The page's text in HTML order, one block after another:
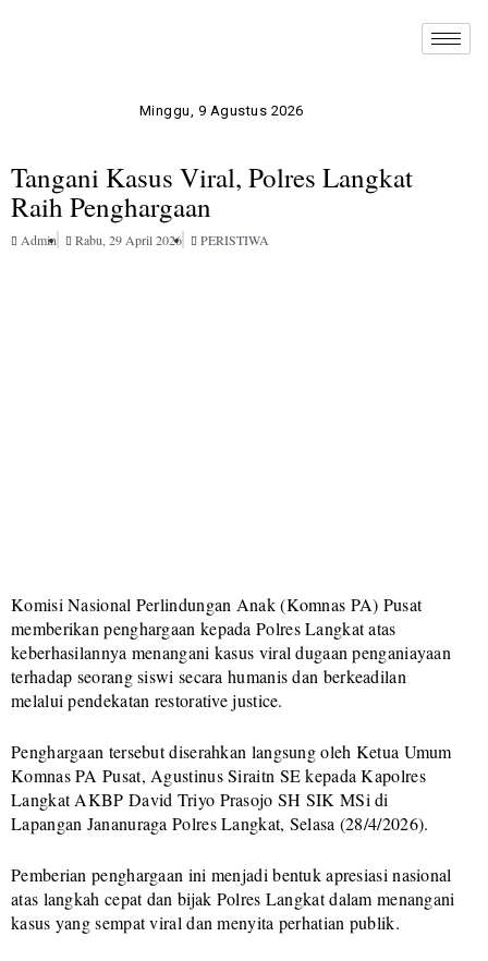
Minggu, 9 Agustus 2026
Tangani Kasus Viral, Polres Langkat
Raih Penghargaan
Admin Rabu, 29 April 2026 PERISTIWA
Komisi Nasional Perlindungan Anak (Komnas PA) Pusat
memberikan penghargaan kepada Polres Langkat atas
keberhasilannya menangani kasus viral dugaan penganiayaan
terhadap seorang siswi secara humanis dan berkeadilan
melalui pendekatan restorative justice.
Penghargaan tersebut diserahkan langsung oleh Ketua Umum
Komnas PA Pusat, Agustinus Siraitn SE kepada Kapolres
Langkat AKBP David Triyo Prasojo SH SIK MSi di
Lapangan Jananuraga Polres Langkat, Selasa (28/4/2026).
Pemberian penghargaan ini menjadi bentuk apresiasi nasional
atas langkah cepat dan bijak Polres Langkat dalam menangani
kasus yang sempat viral dan menyita perhatian publik.